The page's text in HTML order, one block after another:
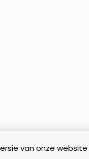
van onze website